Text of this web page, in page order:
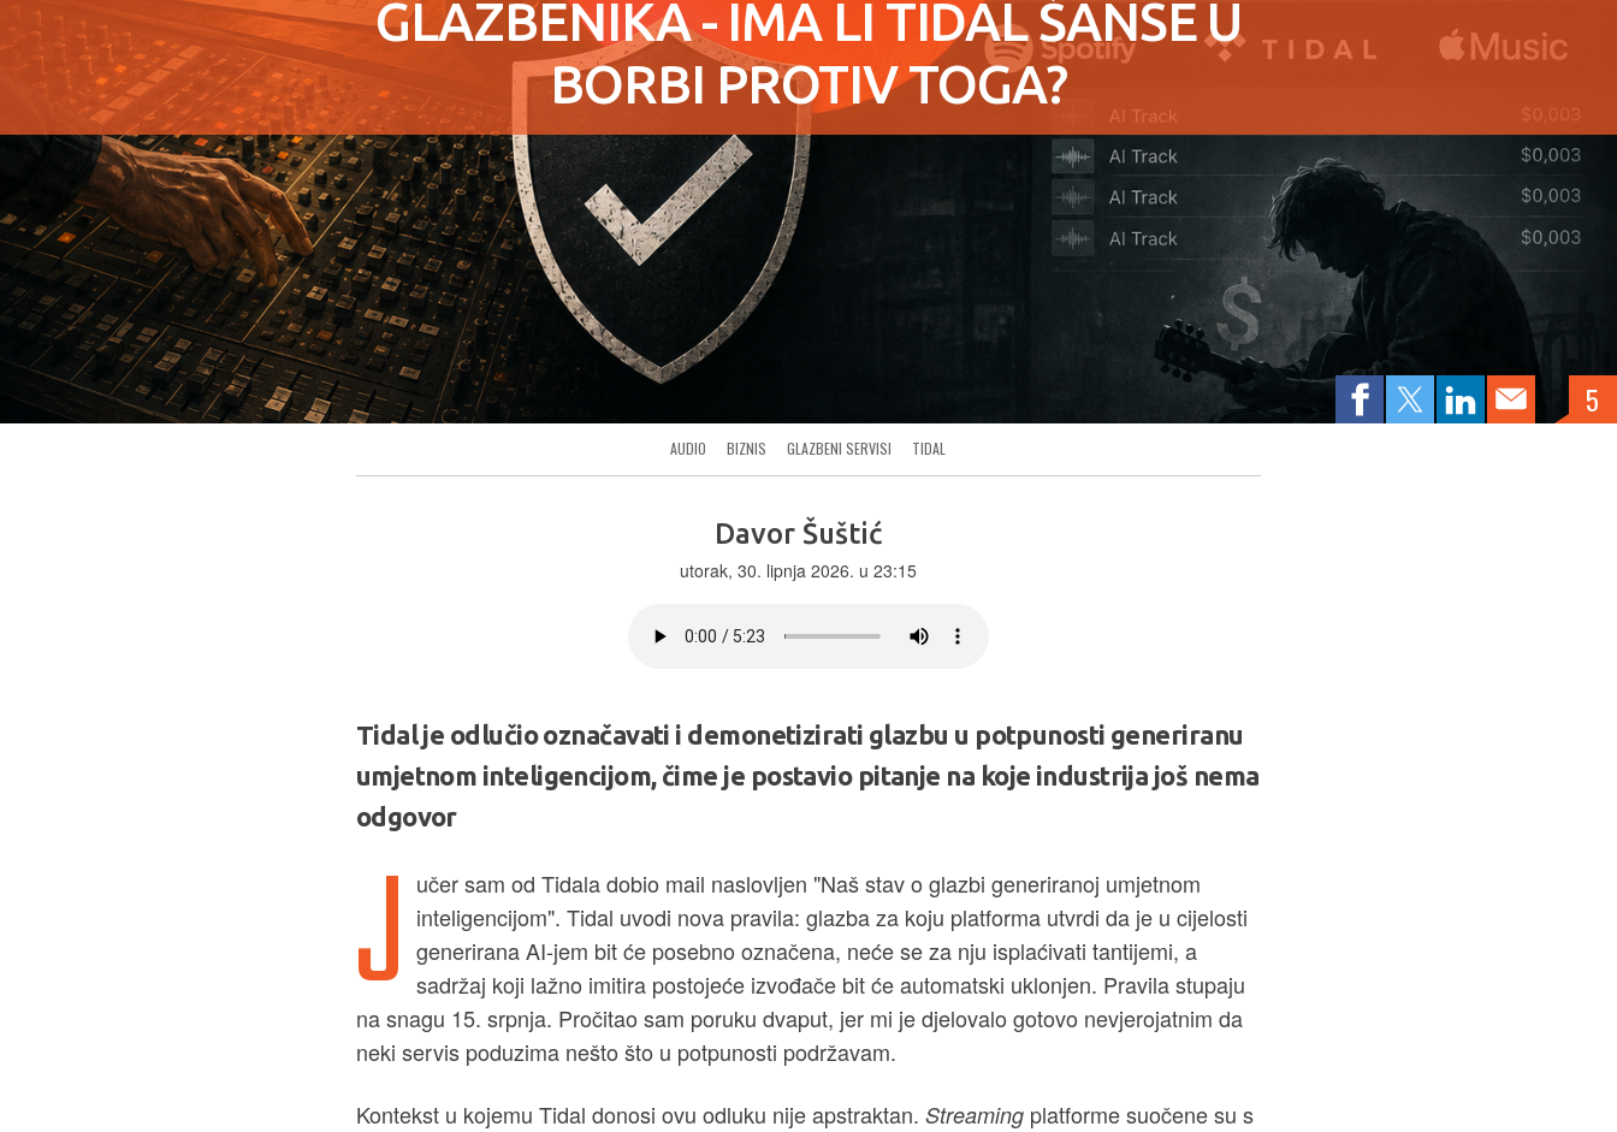
GLAZBENIKA - IMA LI TIDAL ŠANSE U
BORBI PROTIV TOGA?
5
AUDIO BIZNIS GLAZBENI SERVISI TIDAL
Davor Šuštić
utorak, 30. lipnja 2026. u 23:15
Tidal je odlučio označavati i demonetizirati glazbu u potpunosti generiranu
umjetnom inteligencijom, čime je postavio pitanje na koje industrija još nema
odgovor
J
učer sam od Tidala dobio mail naslovljen "Naš stav o glazbi generiranoj umjetnom
inteligencijom". Tidal uvodi nova pravila: glazba za koju platforma utvrdi da je u cijelosti
generirana AI-jem bit će posebno označena, neće se za nju isplaćivati tantijemi, a
sadržaj koji lažno imitira postojeće izvođače bit će automatski uklonjen. Pravila stupaju
na snagu 15. srpnja. Pročitao sam poruku dvaput, jer mi je djelovalo gotovo nevjerojatnim da
neki servis poduzima nešto što u potpunosti podržavam.
Kontekst u kojemu Tidal donosi ovu odluku nije apstraktan. Streamingplatforme suočene su s